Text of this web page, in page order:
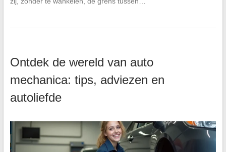
Ontdek de wereld van auto
mechanica: tips, adviezen en
autoliefde